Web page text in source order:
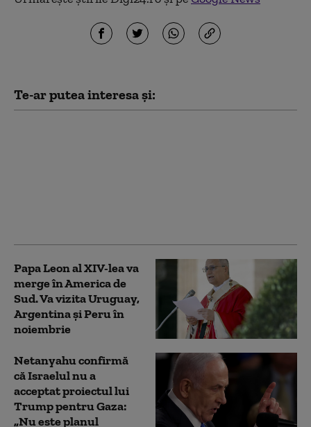
Te-ar putea interesa și:
Papa Leon al XIV-lea va
merge în America de
Sud. Va vizita Uruguay,
Argentina și Peru în
noiembrie
Netanyahu confirmă
că Israelul nu a
acceptat proiectul lui
Trump pentru Gaza:
„Nu este planul